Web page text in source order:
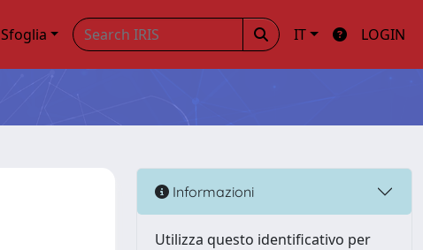
Sfoglia IT LOGIN
Informazioni
Utilizza questo identificativo per